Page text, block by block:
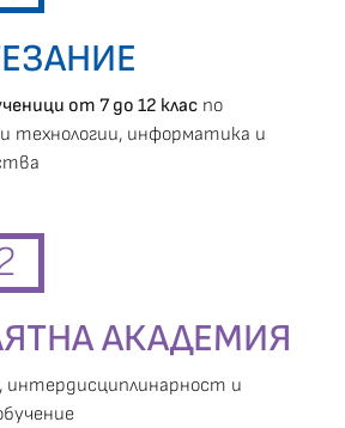
от 7 до 12 клас по
технологии, информатика и
АКАДЕМИЯ
интердисциплинарност и